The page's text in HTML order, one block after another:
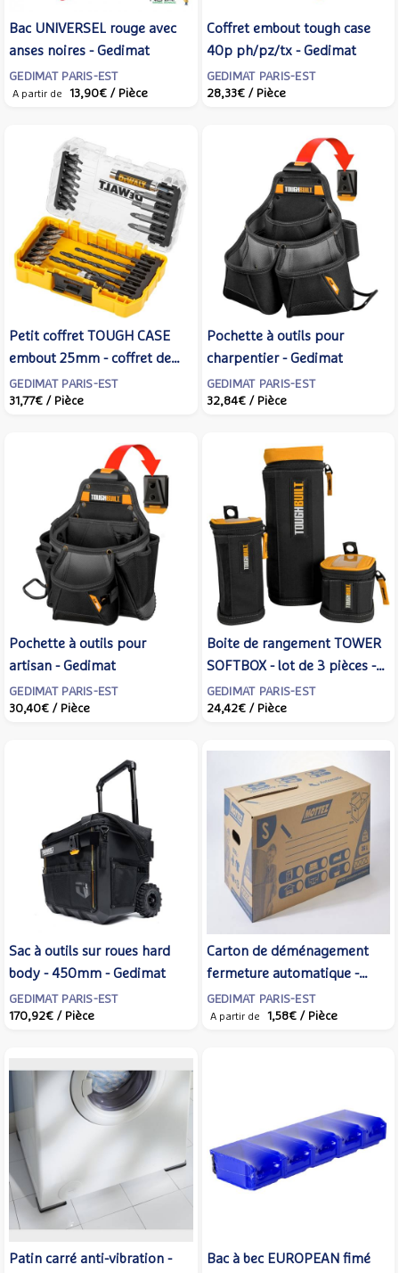
Bac UNIVERSEL rouge avec
anses noires - Gedimat
GEDIMAT PARIS-EST
A partir de 13,90€ / Pièce
Coffret embout tough case
40p ph/pz/tx - Gedimat
GEDIMAT PARIS-EST
28,33€ / Pièce
Petit coffret TOUGH CASE
embout 25mm - coffret de
25 pièces - Gedimat
GEDIMAT PARIS-EST
31,77€ / Pièce
Pochette à outils pour
charpentier - Gedimat
GEDIMAT PARIS-EST
32,84€ / Pièce
Pochette à outils pour
artisan - Gedimat
GEDIMAT PARIS-EST
30,40€ / Pièce
Boite de rangement TOWER
SOFTBOX - lot de 3 pièces -
Gedimat
GEDIMAT PARIS-EST
24,42€ / Pièce
Sac à outils sur roues hard
body - 450mm - Gedimat
GEDIMAT PARIS-EST
170,92€ / Pièce
Carton de déménagement
fermeture automatique -
Gedimat
GEDIMAT PARIS-EST
A partir de 1,58€ / Pièce
Patin carré anti-vibration -
Bac à bec EUROPEAN fimé